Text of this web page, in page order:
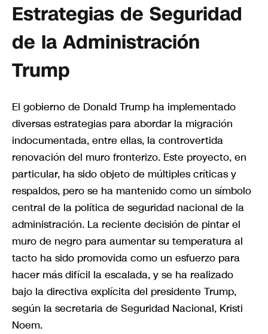
Estrategias de Seguridad
de la Administración
Trump
El gobierno de Donald Trump ha implementado
diversas estrategias para abordar la migración
indocumentada, entre ellas, la controvertida
renovación del muro fronterizo. Este proyecto, en
particular, ha sido objeto de múltiples críticas y
respaldos, pero se ha mantenido como un símbolo
central de la política de seguridad nacional de la
administración. La reciente decisión de pintar el
muro de negro para aumentar su temperatura al
tacto ha sido promovida como un esfuerzo para
hacer más difícil la escalada, y se ha realizado
bajo la directiva explícita del presidente Trump,
según la secretaria de Seguridad Nacional, Kristi
Noem.